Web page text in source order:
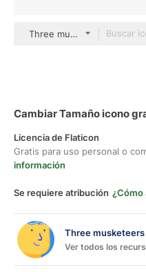
Three musketeers outline
Cambiar Tamaño icono
Licencia de Flaticon
Gratis para uso personal o
información
Se requiere atribución ¿Cómo
Three musketeers
Ver todos los